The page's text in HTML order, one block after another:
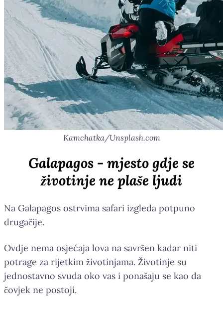
Kamchatka/Unsplash.com
Galapagos - mjesto gdje se
životinje ne plaše ljudi
Na Galapagos ostrvima safari izgleda potpuno
drugačije.
Ovdje nema osjećaja lova na savršen kadar niti
potrage za rijetkim životinjama. Životinje su
jednostavno svuda oko vas i ponašaju se kao da
čovjek ne postoji.